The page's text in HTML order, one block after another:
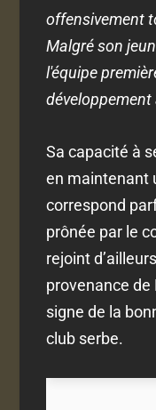
offensivement
Malgré son
l'équipe
développement
Sa capacité à
en maintenant
correspond
prônée par le
rejoint
provenance de
signe de la
club serbe.